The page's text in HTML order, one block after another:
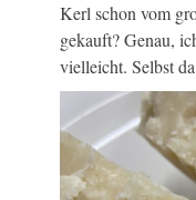
Kerl schon vom
gekauft? Genau,
vielleicht. Selbst